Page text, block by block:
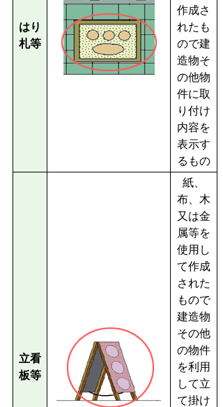
はり
札等
作成さ
れたも
ので建
造物そ
の他物
件に取
り付け
内容を
表示す
るもの
立看
板等
紙、
布、木
又は金
属等を
使用し
て作成
された
もので
建造物
その他
の物件
を利用
して立
て掛け